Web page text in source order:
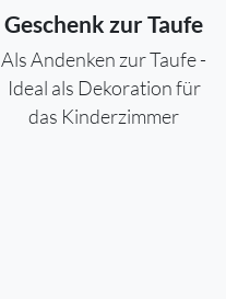
Geschenk zur Taufe
Als Andenken zur Taufe -
Ideal als Dekoration für
das Kinderzimmer